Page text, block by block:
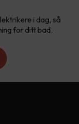
i dag, så
for ditt bad.